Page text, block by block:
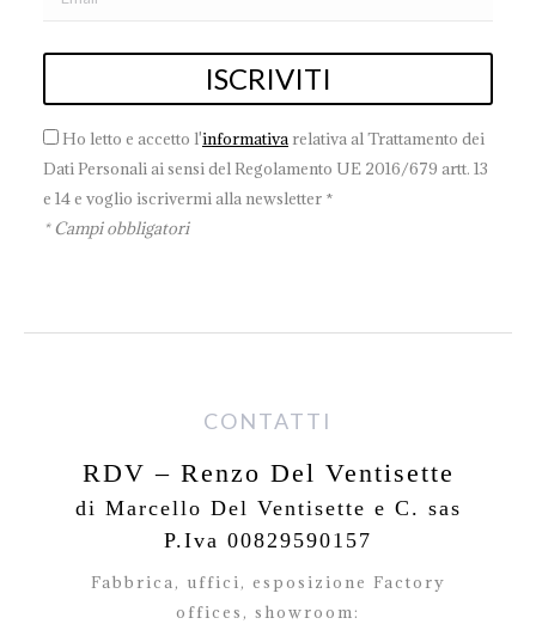
Ho letto e accetto l'informativa relativa al Trattamento dei
Dati Personali ai sensi del Regolamento UE 2016/679 artt. 13
e 14 e voglio iscrivermi alla newsletter *
* Campi obbligatori
CONTATTI
RDV – Renzo Del Ventisette
di Marcello Del Ventisette e C. sas
P.Iva 00829590157
Fabbrica, uffici, esposizione Factory
offices, showroom: